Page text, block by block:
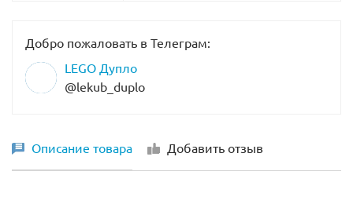
Добро пожаловать в Телеграм:
LEGO Дупло
@lekub_duplo
Описание товара Добавить отзыв